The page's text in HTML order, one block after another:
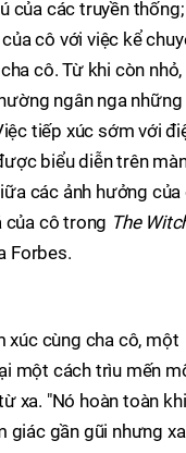
của các truyền thống;
cô với việc kể
cô. Từ khi còn nhỏ,
ngân nga những
tiếp xúc sớm với
biểu diễn trên
các ảnh hưởng của
của cô trong The
Forbes.
xúc cùng cha cô, một
một cách trìu mến
xa. "Nó hoàn toàn
giác gần gũi nhưng xa